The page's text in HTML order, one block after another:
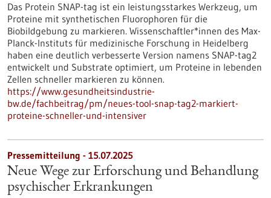
Das Protein SNAP-tag ist ein leistungsstarkes Werkzeug, um
Proteine mit synthetischen Fluorophoren für die
Biobildgebung zu markieren. Wissenschaftler*innen des Max-
Planck-Instituts für medizinische Forschung in Heidelberg
haben eine deutlich verbesserte Version namens SNAP-tag2
entwickelt und Substrate optimiert, um Proteine in lebenden
Zellen schneller markieren zu können.
https://www.gesundheitsindustrie-
bw.de/fachbeitrag/pm/neues-tool-snap-tag2-markiert-
proteine-schneller-und-intensiver
Pressemitteilung - 15.07.2025
Neue Wege zur Erforschung und Behandlung
psychischer Erkrankungen